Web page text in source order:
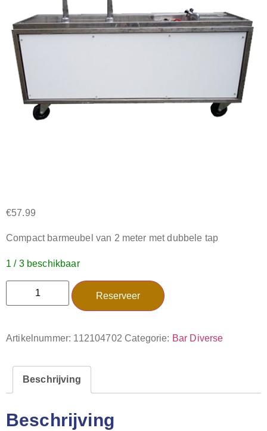
€57.99
Compact barmeubel van 2 meter met dubbele tap
1 / 3 beschikbaar
Reserveer
Artikelnummer: 112104702 Categorie: Bar Diverse
Beschrijving
Beschrijving